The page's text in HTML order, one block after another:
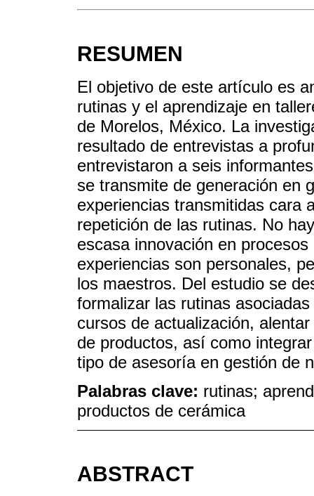
RESUMEN
El objetivo de este artículo es
rutinas y el aprendizaje en
de Morelos, México. La
resultado de entrevistas a
entrevistaron a seis
se transmite de generación en
experiencias transmitidas cara
repetición de las rutinas. No
escasa innovación en
experiencias son personales,
los maestros. Del estudio se
formalizar las rutinas
cursos de actualización,
de productos, así como
tipo de asesoría en gestión de
Palabras clave: rutinas;
productos de cerámica
ABSTRACT